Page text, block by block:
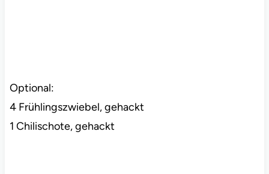
Optional:
4 Frühlingszwiebel, gehackt
1 Chilischote, gehackt